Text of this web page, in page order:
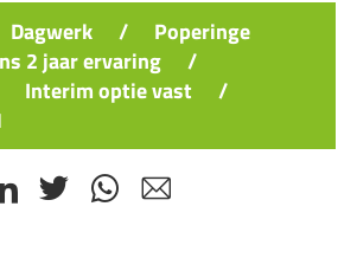
Dagwerk /
Poperinge
2 jaar ervaring
/
Interim optie vast
/